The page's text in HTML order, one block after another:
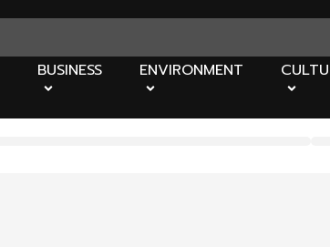
BUSINESS ENVIRONMENT